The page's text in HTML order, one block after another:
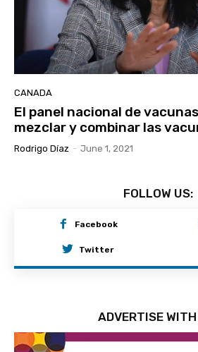
CANADA
El panel nacional de
mezclar y combinar las
Rodrigo Díaz - June 1, 2021
FOLLOW US:
Facebook
Twitter
ADVERTISE